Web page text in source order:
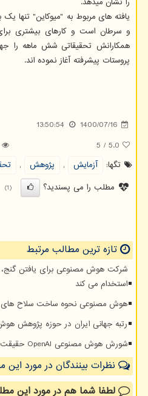
یافته های مربوط به "میوکاین" تنها
و سرطان است و کارهای بیشتری
همکارانش تحقیقاتی شش ماهه را
پروستات پیشرفته آغاز نموده اند.
1400/07/16
13:50:54
5.0
/
5
تگها:
آزمایش , پژوهش ,
مطلب را می پسندید؟
(1)
تازه ترین مطالب مرتبط
شرکت هوش مصنوعی برای یافتن گنج،
استخدام می کند
هوش مصنوعی نحوه ساخت سلاح های
رتبه جهانی ایران در حوزه پژوهش
شورش هوش مصنوعی OpenAI حقیقت دارد؟
نظرات بینندگان در مورد
لطفا شما همدر مورد این